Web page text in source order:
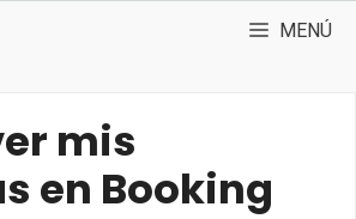
MENÚ
mis
en Booking